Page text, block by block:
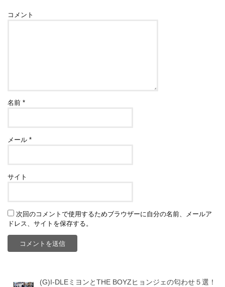
コメント
名前*
メール*
サイト
次回のコメントで使用するためブラウザーに自分の名前、メールア
ドレス、サイトを保存する。
(G)I-DLEミヨンとTHE BOYZヒョンジェの匂わせ５選！